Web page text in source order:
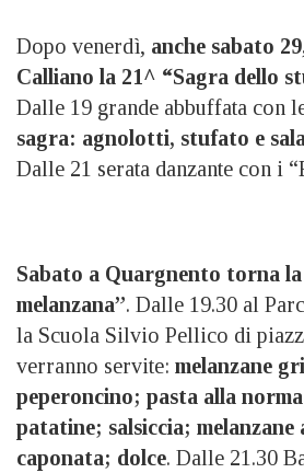
Dopo venerdì, anche sabato
Calliano la 21^ “Sagra dello
Dalle 19 grande abbuffata con
sagra: agnolotti, stufato e
Dalle 21 serata danzante con i
Sabato a Quargnento torna la
melanzana”. Dalle 19.30 al
la Scuola Silvio Pellico di
verranno servite: melanzane
peperoncino; pasta alla
patatine; salsiccia; melanzane
caponata; dolce. Dalle 21.30